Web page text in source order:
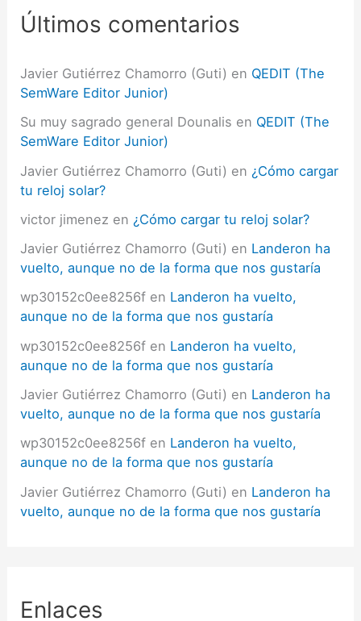
Últimos comentarios
Javier Gutiérrez Chamorro (Guti) en QEDIT (The
SemWare Editor Junior)
Su muy sagrado general Dounalis en QEDIT (The
SemWare Editor Junior)
Javier Gutiérrez Chamorro (Guti) en ¿Cómo cargar
tu reloj solar?
victor jimenez en ¿Cómo cargar tu reloj solar?
Javier Gutiérrez Chamorro (Guti) en Landeron ha
vuelto, aunque no de la forma que nos gustaría
wp30152c0ee8256f en Landeron ha vuelto,
aunque no de la forma que nos gustaría
wp30152c0ee8256f en Landeron ha vuelto,
aunque no de la forma que nos gustaría
Javier Gutiérrez Chamorro (Guti) en Landeron ha
vuelto, aunque no de la forma que nos gustaría
wp30152c0ee8256f en Landeron ha vuelto,
aunque no de la forma que nos gustaría
Javier Gutiérrez Chamorro (Guti) en Landeron ha
vuelto, aunque no de la forma que nos gustaría
Enlaces